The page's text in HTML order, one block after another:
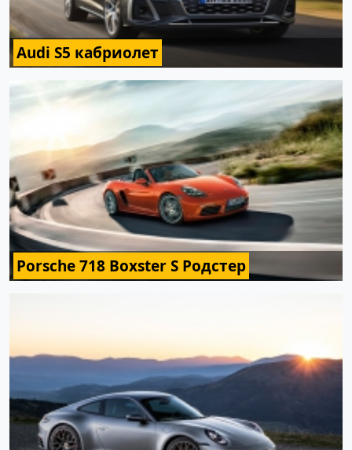
Audi S5 кабриолет
Porsche 718 Boxster S Родстер